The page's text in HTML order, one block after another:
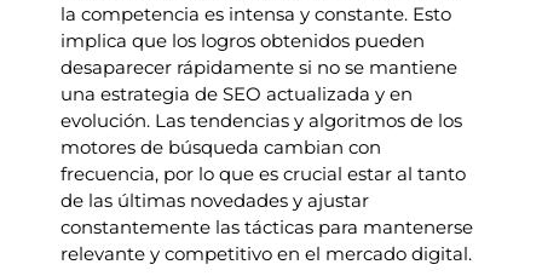
la competencia es intensa y constante. Esto
implica que los logros obtenidos pueden
desaparecer rápidamente si no se mantiene
una estrategia de SEO actualizada y en
evolución. Las tendencias y algoritmos de los
motores de búsqueda cambian con
frecuencia, por lo que es crucial estar al tanto
de las últimas novedades y ajustar
constantemente las tácticas para mantenerse
relevante y competitivo en el mercado digital.